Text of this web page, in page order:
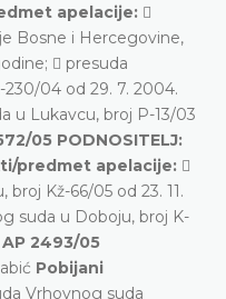
apelacije: 
Bosne i Hercegovine,
 presuda
230/04 od 29. 7. 2004.
u Lukavcu, broj P-13/03
05 PODNOSITELJ:
predmet apelacije: 
Kž-66/05 od 23. 11.
suda u Doboju, broj K-
AP 2493/05
Pobijani
Vrhovnog suda